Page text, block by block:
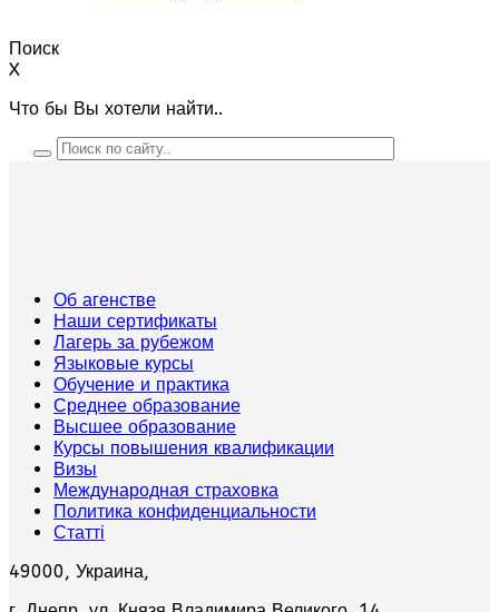
Поиск
X
Что бы Вы хотели найти..
Об агенстве
Наши сертификаты
Лагерь за рубежом
Языковые курсы
Обучение и практика
Среднее образование
Высшее образование
Курсы повышения квалификации
Визы
Международная страховка
Политика конфиденциальности
Статті
49000, Украина,